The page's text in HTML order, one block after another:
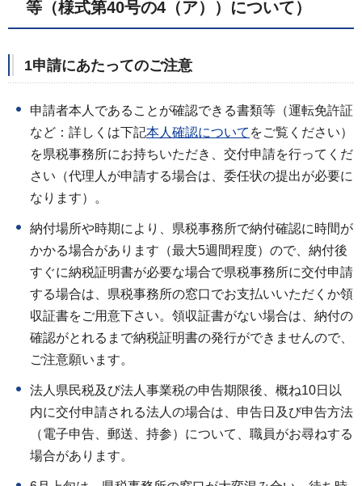
等（様式第40号の4（ア））について）
1申請にあたってのご注意
申請者本人であることが確認できる書類等（運転免許証
など：詳しくは下記本人確認について をご覧ください）
を県税事務所にお持ちいただき、交付申請を行ってくだ
さい（代理人が申請する場合は、委任状の提出が必要に
なります）。
納付場所や時期により、県税事務所で納付確認に時間が
かかる場合があります（最大5週間程度）ので、納付後
すぐに納税証明書が必要な場合で県税事務所に交付申請
する場合は、県税事務所の窓口でお支払いいただくか領
収証書をご用意下さい。領収証書がない場合は、納付の
確認がとれるまで納税証明書の発行ができませんので、
ご注意願います。
法人県民税及び法人事業税の申告期限後、概ね10日以
内に交付申請される法人の場合は、申告日及び申告方法
（電子申告、郵送、持参）について、職員がお尋ねする
場合があります。